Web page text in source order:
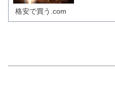
格安で買う.com